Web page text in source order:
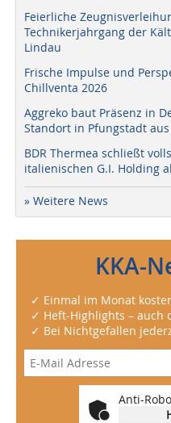
Feierliche
Technikerjahrgang der
Lindau
Frische Impulse und
Chillventa 2026
Aggreko baut Präsenz in
Standort in Pfungstadt aus
BDR Thermea schließt
italienischen G.I. Holding
» Weitere News
KKA-
✓ Einmal im Monat
✓ Heft-Highlights – auch
✓ Bei Nichtgefallen
Anti-